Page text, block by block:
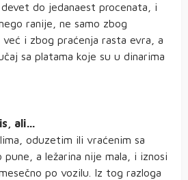
do jedanaest procenata, i
ranije, ne samo zbog
i zbog praćenja rasta evra, a
sa platama koje su u dinarima
ali…
oduzetim ili vraćenim sa
pune, a ležarina nije mala, i iznosi
po vozilu. Iz tog razloga